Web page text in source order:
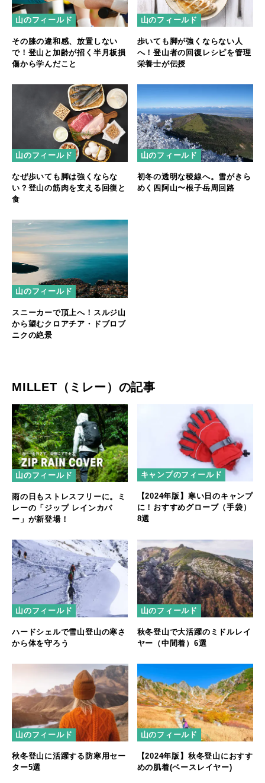
山のフィールド
その膝の違和感、放置しない
で！登山と加齢が招く半月板損
傷から学んだこと
山のフィールド
歩いても脚が強くならない人
へ！登山者の回復レシピを管理
栄養士が伝授
山のフィールド
なぜ歩いても脚は強くならな
い？登山の筋肉を支える回復と
食
山のフィールド
初冬の透明な稜線へ。雪がきら
めく四阿山〜根子岳周回路
山のフィールド
スニーカーで頂上へ！スルジ山
から望むクロアチア・ドブロブ
ニクの絶景
MILLET（ミレー）の記事
山のフィールド
雨の日もストレスフリーに。ミ
レーの「ジップ レインカバ
ー」が新登場！
キャンプのフィールド
【2024年版】寒い日のキャンプ
に！おすすめグローブ（手袋）
8選
山のフィールド
ハードシェルで雪山登山の寒さ
から体を守ろう
山のフィールド
秋冬登山で大活躍のミドルレイ
ヤー（中間着）6選
山のフィールド
秋冬登山に活躍する防寒用セー
ター5選
山のフィールド
【2024年版】秋冬登山におすす
めの肌着(ベースレイヤー)